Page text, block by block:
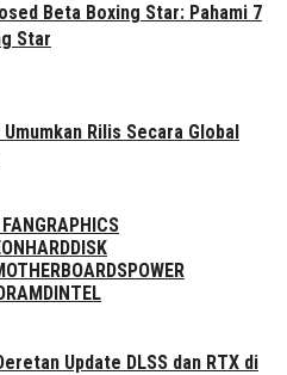
Beta Boxing Star: Pahami 7
Star
Rilis Secara Global
GRAPHICS
HARDDISK
POWER
AMD INTEL
Update DLSS dan RTX di